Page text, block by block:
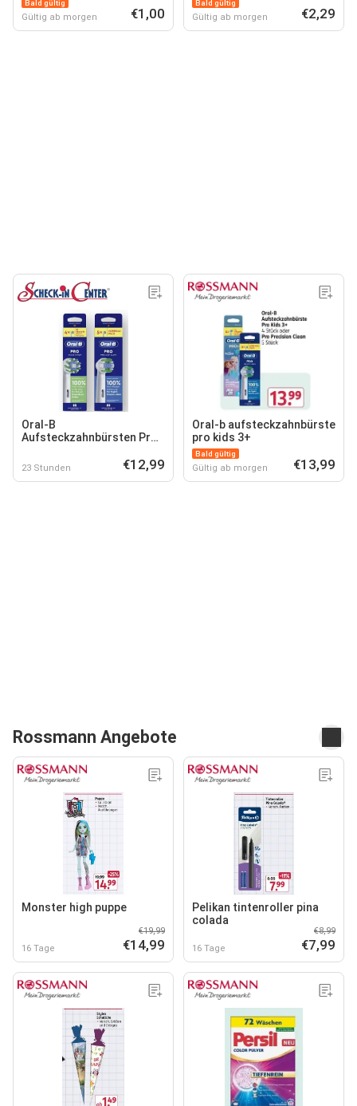
Bald gültig
Gültig ab morgen €1,00
Bald gültig
Gültig ab morgen €2,29
Oral-B
Aufsteckzahnbürsten Pro
23 Stunden €12,99
Oral-b aufsteckzahnbürste
pro kids 3+
Bald gültig
Gültig ab morgen €13,99
Rossmann Angebote
Monster high puppe
16 Tage
€19,99
€14,99
Pelikan tintenroller pina
colada
16 Tage
€8,99
€7,99